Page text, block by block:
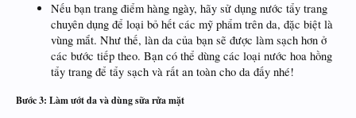
Nếu bạn trang điểm hàng ngày, hãy sử dụng nước tẩy trang
chuyên dụng để loại bỏ hết các mỹ phẩm trên da, đặc biệt là
vùng mắt. Như thế, làn da của bạn sẽ được làm sạch hơn ở
các bước tiếp theo. Bạn có thể dùng các loại nước hoa hồng
tẩy trang để tẩy sạch và rất an toàn cho da đấy nhé!
Bước 3: Làm ướt da và dùng sữa rửa mặt